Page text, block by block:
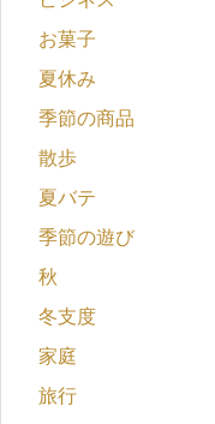
お菓子
夏休み
季節の商品
散歩
夏バテ
季節の遊び
秋
冬支度
家庭
旅行